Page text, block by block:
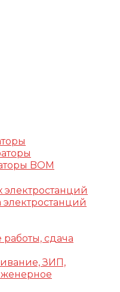
BOM
сдача
ЗИП,